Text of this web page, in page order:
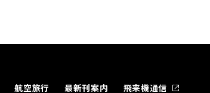
航空旅行 最新刊案内 飛来機通信